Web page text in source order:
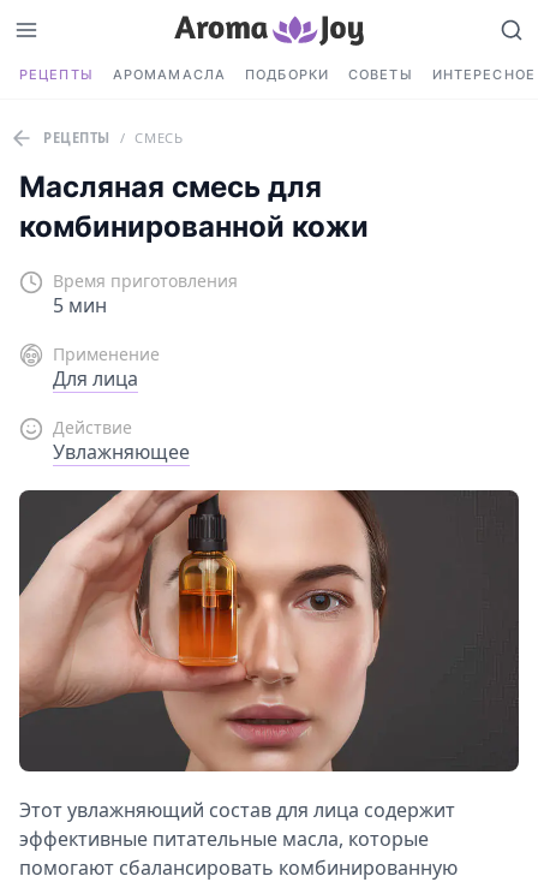
РЕЦЕПТЫ АРОМАМАСЛА ПОДБОРКИ СОВЕТЫ ИНТЕРЕСНОЕ
РЕЦЕПТЫ / СМЕСЬ
Масляная смесь для
комбинированной кожи
Время приготовления
5 мин
Применение
Для лица
Действие
Увлажняющее
Этот увлажняющий состав для лица содержит
эффективные питательные масла, которые
помогают сбалансировать комбинированную